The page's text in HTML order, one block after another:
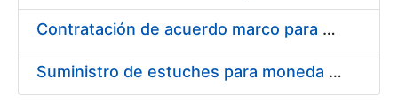
Contratación de acuerdo marco para el Suministro de Material de Electricidad para la Fábrica Nacional de Moneda y Timbre-Real Casa de la Moneda en su centro de trabajo de Burgos
Suministro de estuches para moneda de 30 €